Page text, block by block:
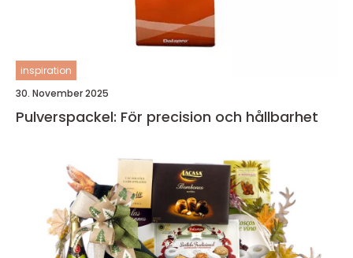
inspiration
30. November 2025
Pulverspackel: För precision och hållbarhet